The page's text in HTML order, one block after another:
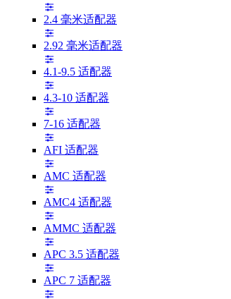
2.4 毫米适配器
2.92 毫米适配器
4.1-9.5 适配器
4.3-10 适配器
7-16 适配器
AFI 适配器
AMC 适配器
AMC4 适配器
AMMC 适配器
APC 3.5 适配器
APC 7 适配器